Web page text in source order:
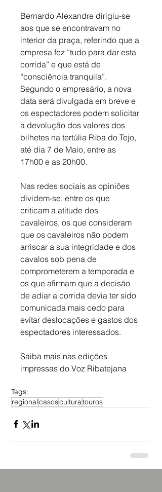
Bernardo Alexandre dirigiu-se
aos que se encontravam no
interior da praça, referindo que a
empresa fez “tudo para dar esta
corrida” e que está de
“consciência tranquila”.
Segundo o empresário, a nova
data será divulgada em breve e
os espectadores podem solicitar
a devolução dos valores dos
bilhetes na tertúlia Riba do Tejo,
até dia 7 de Maio, entre as
17h00 e as 20h00.
Nas redes sociais as opiniões
dividem-se, entre os que
criticam a atitude dos
cavaleiros, os que consideram
que os cavaleiros não podem
arriscar a sua integridade e dos
cavalos sob pena de
comprometerem a temporada e
os que afirmam que a decisão
de adiar a corrida devia ter sido
comunicada mais cedo para
evitar deslocações e gastos dos
espectadores interessados.
Saiba mais nas edições
impressas do Voz Ribatejana
Tags:
regionalcasosculturatouros